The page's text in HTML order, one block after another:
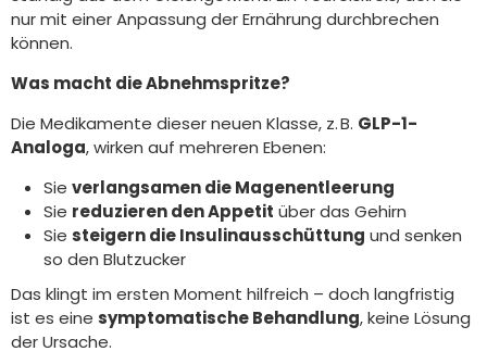
nur mit einer Anpassung der Ernährung durchbrechen
können.
Was macht die Abnehmspritze?
Die Medikamente dieser neuen Klasse, z. B. GLP-1-
Analoga, wirken auf mehreren Ebenen:
Sie verlangsamen die Magenentleerung
Sie reduzieren den Appetit über das Gehirn
Sie steigern die Insulinausschüttung und senken
so den Blutzucker
Das klingt im ersten Moment hilfreich – doch langfristig
ist es eine symptomatische Behandlung, keine Lösung
der Ursache.